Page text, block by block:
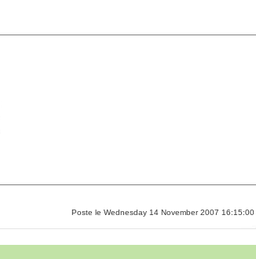
Poste le Wednesday 14 November 2007 16:15:00